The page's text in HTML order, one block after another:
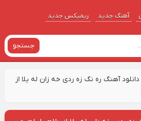
آهنگ‌ جدید ریمیکس جدید
جستجو
دانلود آهنگ ره نگ زه ردی خه زان له یلا از